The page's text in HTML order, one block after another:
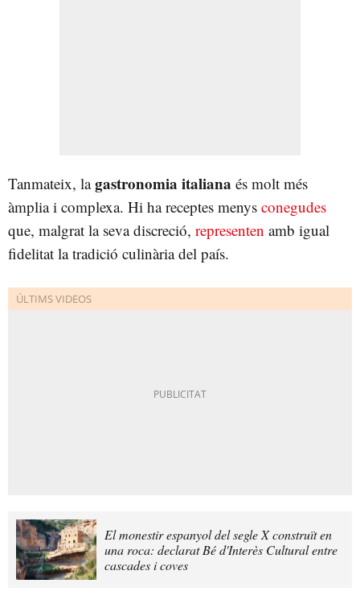
Tanmateix, lagastronomia italiana és molt més
àmplia i complexa. Hi ha receptes menys conegudes
que, malgrat la seva discreció, representen amb igual
fidelitat la tradició culinària del país.
El monestir espanyol del segle X construït en
una roca: declarat Bé d'Interès Cultural entre
cascades i coves